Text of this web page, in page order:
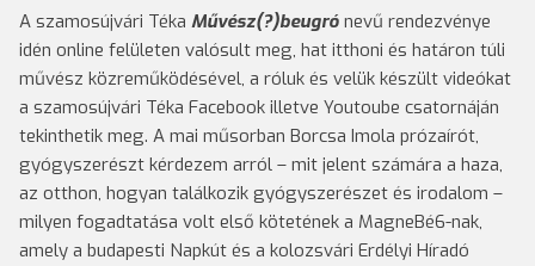
A szamosújvári Téka Művész(?)beugró nevű rendezvénye
idén online felületen valósult meg, hat itthoni és határon túli
művész közreműködésével, a róluk és velük készült videókat
a szamosújvári Téka Facebook illetve Youtoube csatornáján
tekinthetik meg. A mai műsorban Borcsa Imola prózaírót,
gyógyszerészt kérdezem arról – mit jelent számára a haza,
az otthon, hogyan találkozik gyógyszerészet és irodalom –
milyen fogadtatása volt első kötetének a MagneBé6-nak,
amely a budapesti Napkút és a kolozsvári Erdélyi Híradó